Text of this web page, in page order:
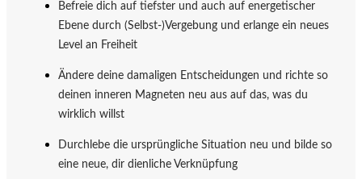
Befreie dich auf tiefster und auch auf energetischer
Ebene durch (Selbst-)Vergebung und erlange ein neues
Level an Freiheit
Ändere deine damaligen Entscheidungen und richte so
deinen inneren Magneten neu aus auf das, was du
wirklich willst
Durchlebe die ursprüngliche Situation neu und bilde so
eine neue, dir dienliche Verknüpfung